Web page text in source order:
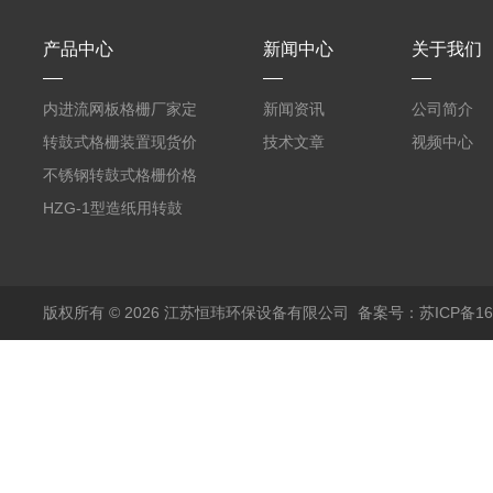
产品中心
内进流网板格栅厂家定
制
转鼓式格栅装置现货价
格
不锈钢转鼓式格栅价格
HZG-1型造纸用转鼓
新闻中心
新闻资讯
技术文章
关于我们
公司简介
视频中心
版权所有 © 2026 江苏恒玮环保设备有限公司 备案号：苏ICP备